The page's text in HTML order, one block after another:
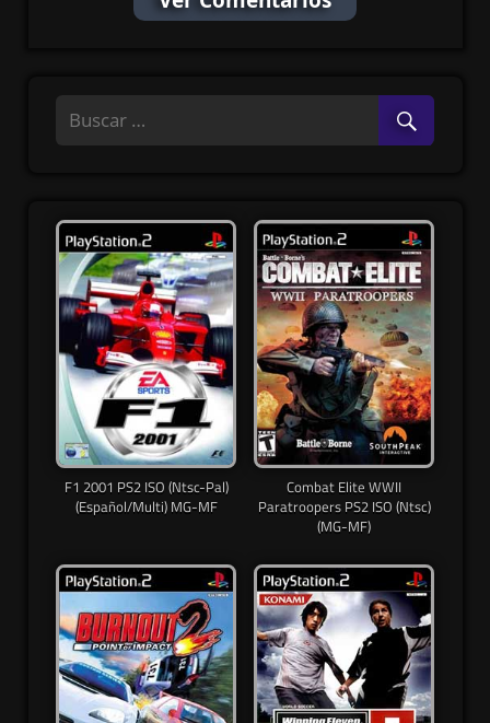
F1 2001 PS2 ISO (Ntsc-Pal)
(Español/Multi) MG-MF
Combat Elite WWII
Paratroopers PS2 ISO (Ntsc)
(MG-MF)